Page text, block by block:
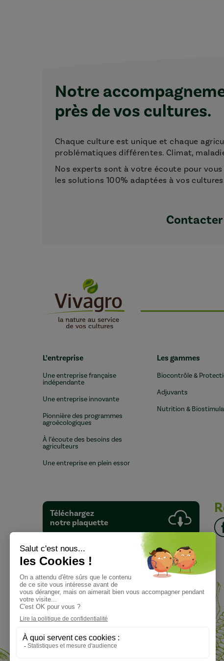
Notre
près de vos cultures.
Chaque culture est unique et chaque
problématiques différentes. Climat,
Nos experts sont à votre écoute pour
les solutions 100% adaptées à vos
L’entreprise
Une entreprise française
indépendante
Une entreprise innovante
Pionnière des programmes
agroécologiques
À l’écoute des besoins des
agriculteurs
Une entreprise en plein essor
Les gammes
Biocontrôle &
Adjuvants
Nutrition &
Téléchargez
notre plaquette